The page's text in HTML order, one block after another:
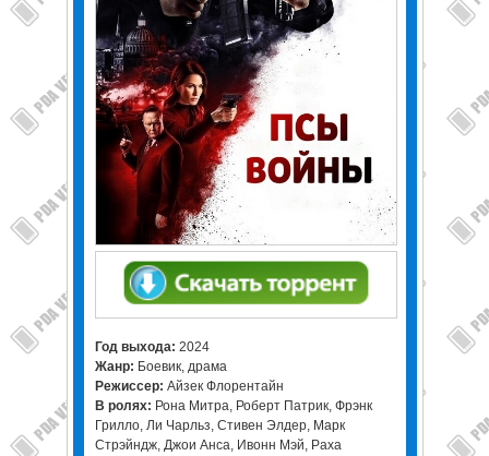
Год выхода: 2024
Жанр: Боевик, драма
Режиссер: Айзек Флорентайн
В ролях: Рона Митра, Роберт Патрик, Фрэнк
Грилло, Ли Чарльз, Стивен Элдер, Марк
Стрэйндж, Джои Анса, Ивонн Мэй, Раха